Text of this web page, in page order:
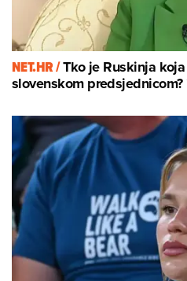
NET.HR /Tko je Ruskinja
slovenskom